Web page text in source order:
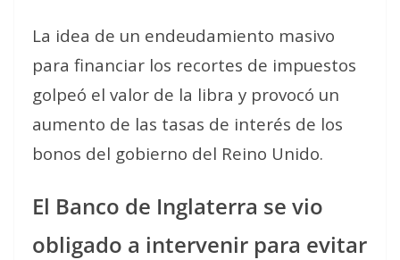
La idea de un endeudamiento masivo
para financiar los recortes de impuestos
golpeó el valor de la libra y provocó un
aumento de las tasas de interés de los
bonos del gobierno del Reino Unido.
El Banco de Inglaterra se vio
obligado a intervenir para evitar